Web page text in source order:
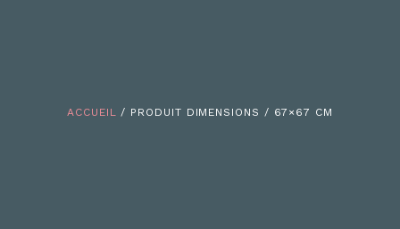
ACCUEIL / PRODUIT DIMENSIONS / 67×67 CM